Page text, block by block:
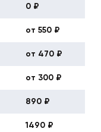
0 ₽
от 550 ₽
от 470 ₽
от 300 ₽
890 ₽
1490 ₽